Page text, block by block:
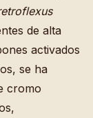
de alta
activados
se ha
cromo